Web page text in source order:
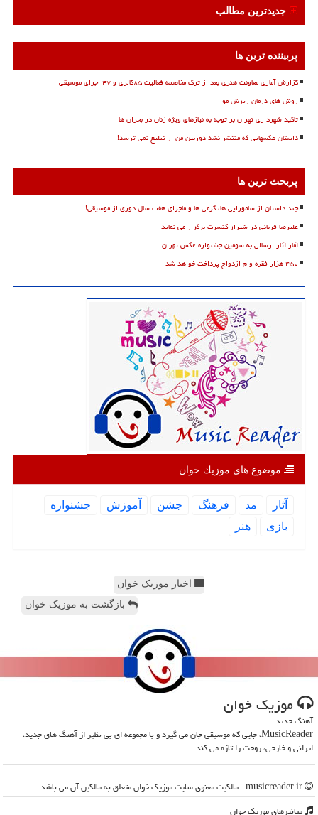
جدیدترین مطالب
پربیننده ترین ها
گزارش آماری معاونت هنری بعد از ترک مخاصمه فعالیت ۸۵گالری و ۴۷ اجرای موسیقی
روش های درمان ریزش مو
تاکید شهرداری تهران بر توجه به نیازهای ویژه زنان در بحران ها
داستان عکسهایی که منتشر نشد دوربین من از تبلیغ نمی ترسد!
پربحث ترین ها
چند داستان از سامورایی ها، گرمی ها و ماجرای هفت سال دوری از موسیقی!
علیرضا قربانی در شیراز کنسرت برگزار می نماید
آمار آثار ارسالی به سومین جشنواره عکس تهران
۴۵۰ هزار فقره وام ازدواج پرداخت خواهد شد
موضوع های موزیك خوان
آثار مد فرهنگ جشن آموزش
جشنواره
بازی
هنر
اخبار موزیک خوان
بازگشت به موزیک خوان
موزیك خوان
آهنگ جدید
MusicReader، جایی که موسیقی جان می گیرد و با مجموعه ای بی نظیر از آهنگ های جدید،
ایرانی و خارجی، روحت را تازه می کند
میانبرهای موزیك خوان